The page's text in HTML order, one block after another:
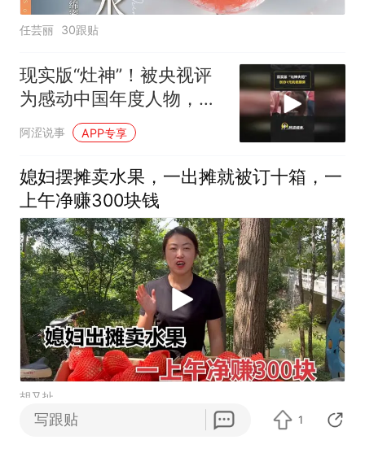
任芸丽 30跟贴
现实版“灶神”！被央视评
为感动中国年度人物，但
他们却没有去北京领奖
阿涩说事 APP专享
媳妇摆摊卖水果，一出摊就被订十箱，一
上午净赚300块钱
胡又扯
写跟贴 1